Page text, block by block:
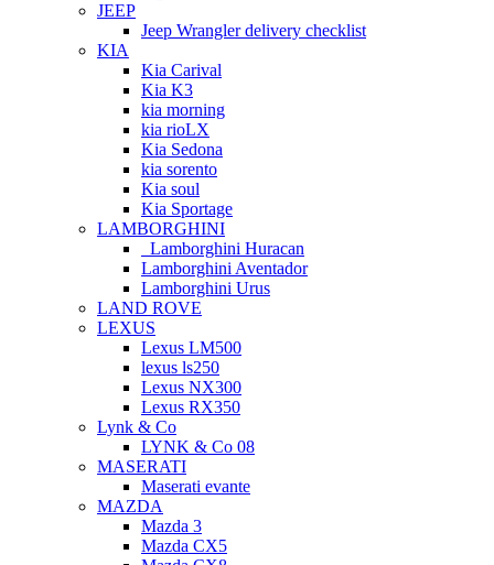
JEEP
Jeep Wrangler delivery checklist
KIA
Kia Carival
Kia K3
kia morning
kia rioLX
Kia Sedona
kia sorento
Kia soul
Kia Sportage
LAMBORGHINI
Lamborghini Huracan
Lamborghini Aventador
Lamborghini Urus
LAND ROVE
LEXUS
Lexus LM500
lexus ls250
Lexus NX300
Lexus RX350
Lynk & Co
LYNK & Co 08
MASERATI
Maserati evante
MAZDA
Mazda 3
Mazda CX5